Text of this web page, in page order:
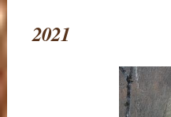
2021